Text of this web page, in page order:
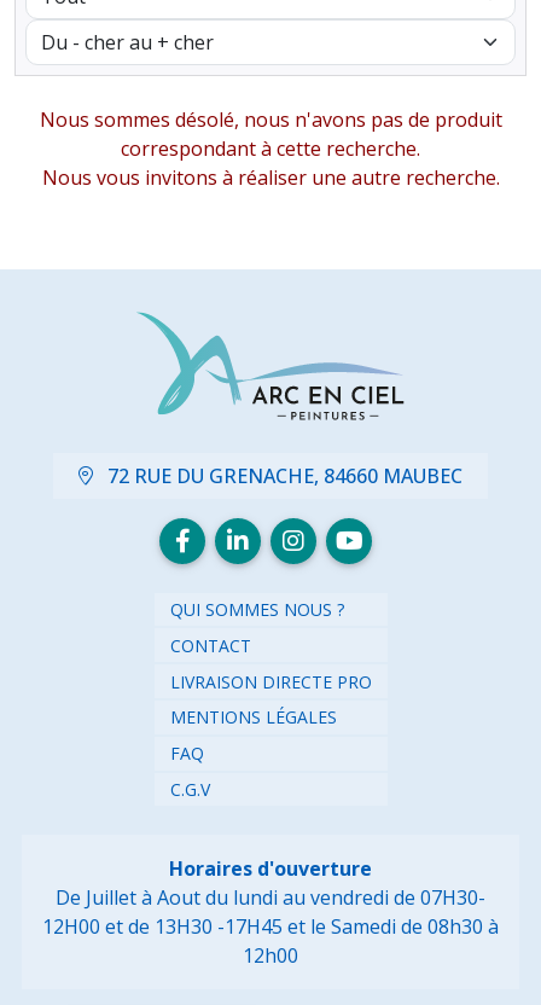
Nous sommes désolé, nous n'avons pas de produit
correspondant à cette recherche.
Nous vous invitons à réaliser une autre recherche.
72 RUE DU GRENACHE, 84660 MAUBEC
QUI SOMMES NOUS ?
CONTACT
LIVRAISON DIRECTE PRO
MENTIONS LÉGALES
FAQ
C.G.V
Horaires d'ouverture
De Juillet à Aout du lundi au vendredi de 07H30-
12H00 et de 13H30 -17H45 et le Samedi de 08h30 à
12h00